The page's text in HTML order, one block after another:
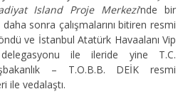
Island Proje Merkezi‘nde bir
sonra çalışmalarını bitiren resmi
ve İstanbul Atatürk Havaalanı Vip
delegasyonu ile ileride yine T.C.
– T.O.B.B. DEİK resmi
ile vedalaştı.